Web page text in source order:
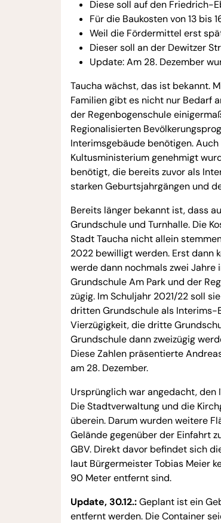
Diese soll auf den Friedrich-
Für die Baukosten von 13 bis
Weil die Fördermittel erst
Dieser soll an der Dewitzer
Update: Am 28. Dezember
Taucha wächst, das ist bekannt.
Familien gibt es nicht nur Bedarf
der Regenbogenschule
Regionalisierten
Interimsgebäude benötigen.
Kultusministerium genehmigt
benötigt, die bereits zuvor als
starken Geburtsjahrgängen und
Bereits länger bekannt ist, dass
Grundschule und Turnhalle. Die
Stadt Taucha nicht allein
2022 bewilligt werden. Erst dann
werde dann nochmals zwei Jahre
Grundschule Am Park und der
zügig. Im Schuljahr 2021/22 soll
dritten Grundschule als Interims-
Vierzügigkeit, die dritte
Grundschule dann zweizügig
Diese Zahlen präsentierte
am 28. Dezember.
Ursprünglich war angedacht,
Die Stadtverwaltung und die
überein. Darum wurden weitere
Gelände gegenüber der Einfahrt
GBV. Direkt davor befindet sich
laut Bürgermeister Tobias Meier
90 Meter entfernt sind.
Update, 30.12.:Geplant ist ein
entfernt werden. Die Container